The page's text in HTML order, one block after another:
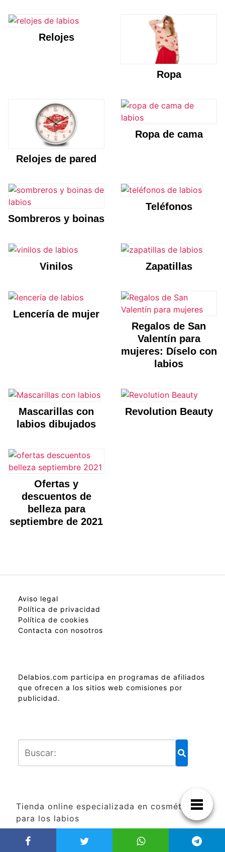
Relojes
Ropa
Relojes de pared
Ropa de cama
Sombreros y boinas
Teléfonos
Vinilos Zapatillas
Lencería de mujer
Regalos de San
Valentín para
mujeres: Díselo con
labios
Mascarillas con
labios dibujados
Revolution Beauty
Ofertas y
descuentos de
belleza para
septiembre de 2021
Aviso legal
Política de privacidad
Política de cookies
Contacta con nosotros
Delabios.com participa en programas de afiliados
que ofrecen a los sitios web comisiones por
publicidad.
Tienda online especializada en cosmética
para los labios